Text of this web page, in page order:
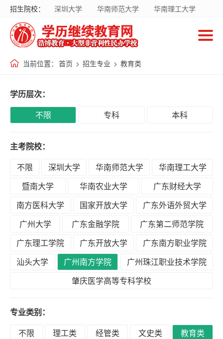
招生院校： 深圳大学 华南师范大学
华南理工大学
暨南大学
华南农业大学
广东财经大学
南方医科大学
国家开放大学
当前位置： 首页 > 招生专业 > 教育类
学历层次：
不限
专科 本科
主考院校：
不限
深圳大学 华南师范大学
华南理工大学
暨南大学
华南农业大学
广东财经大学
南方医科大学
国家开放大学
广东外语外贸大学
广州大学
广东金融学院
广东第二师范学院
广东理工学院
广东开放大学
广东南方职业学院
汕头大学
广州南方学院
广州珠江职业技术学院
肇庆医学高等专科学校
专业类别：
不限
理工类 经管类 文史类
教育类